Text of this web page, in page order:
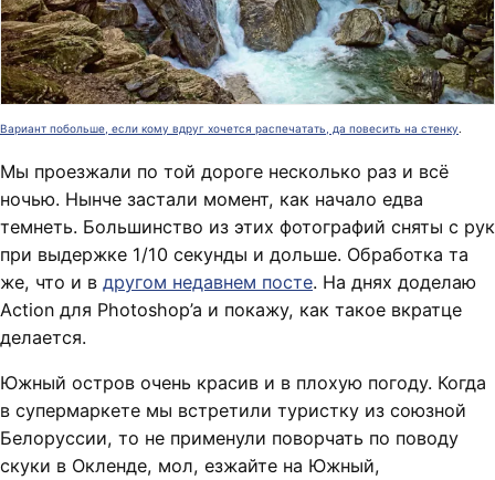
Вариант побольше, если кому вдруг хочется распечатать, да повесить на стенку.
Мы проезжали по той дороге несколько раз и всё
ночью. Нынче застали момент, как начало едва
темнеть. Большинство из этих фотографий сняты с рук
при выдержке 1/10 секунды и дольше. Обработка та
же, что и в другом недавнем посте. На днях доделаю
Action для Photoshop’a и покажу, как такое вкратце
делается.
Южный остров очень красив и в плохую погоду. Когда
в супермаркете мы встретили туристку из союзной
Белоруссии, то не применули поворчать по поводу
скуки в Окленде, мол, езжайте на Южный,